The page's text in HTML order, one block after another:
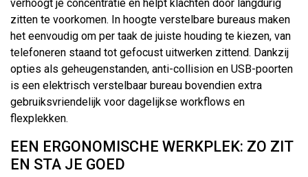
verhoogt je concentratie en helpt klachten door langdurig
zitten te voorkomen. In hoogte verstelbare bureaus maken
het eenvoudig om per taak de juiste houding te kiezen, van
telefoneren staand tot gefocust uitwerken zittend. Dankzij
opties als geheugenstanden, anti-collision en USB-poorten
is een elektrisch verstelbaar bureau bovendien extra
gebruiksvriendelijk voor dagelijkse workflows en
flexplekken.
EEN ERGONOMISCHE WERKPLEK: ZO ZIT
EN STA JE GOED